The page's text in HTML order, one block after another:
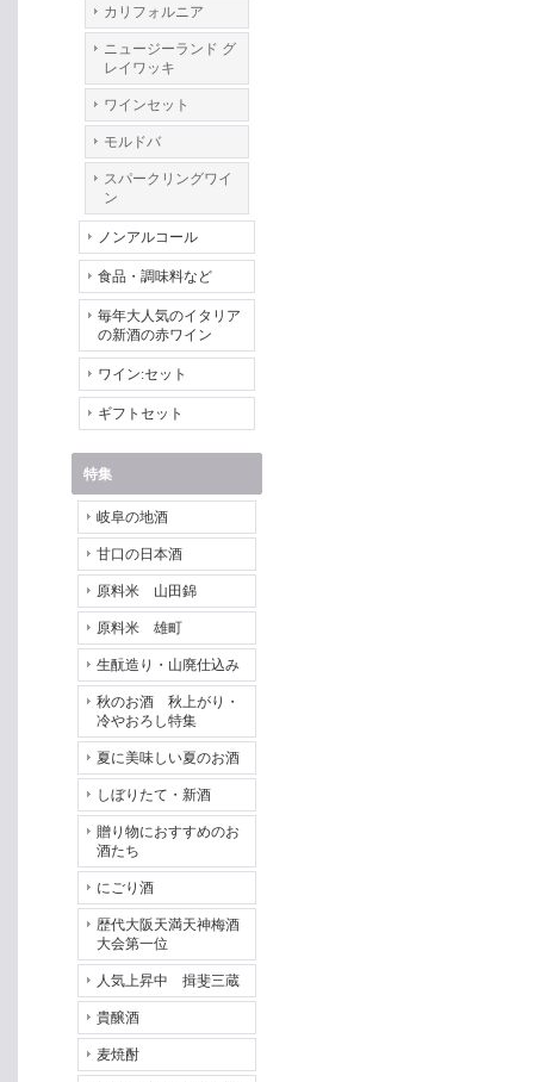
カリフォルニア
ニュージーランド グ
レイワッキ
ワインセット
モルドバ
スパークリングワイ
ン
ノンアルコール
食品・調味料など
毎年大人気のイタリア
の新酒の赤ワイン
ワイン:セット
ギフトセット
特集
岐阜の地酒
甘口の日本酒
原料米 山田錦
原料米 雄町
生酛造り・山廃仕込み
秋のお酒 秋上がり・
冷やおろし特集
夏に美味しい夏のお酒
しぼりたて・新酒
贈り物におすすめのお
酒たち
にごり酒
歴代大阪天満天神梅酒
大会第一位
人気上昇中 揖斐三蔵
貴醸酒
麦焼酎